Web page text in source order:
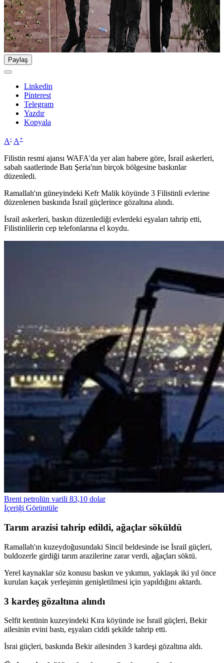
Paylaş
Linkedin
Pinterest
Telegram
Yazdır
Kopyala
A- A+
Filistin resmi ajansı WAFA'da yer alan habere göre, İsrail askerleri,
sabah saatlerinde Batı Şeria'nın birçok bölgesine baskınlar
düzenledi.
Ramallah'ın güneyindeki Kefr Malik köyünde 3 Filistinli evlerine
düzenlenen baskında İsrail güçlerince gözaltına alındı.
İsrail askerleri, baskın düzenlediği evlerdeki eşyaları tahrip etti,
Filistinlilerin cep telefonlarına el koydu.
Brent petrolün varili 83,10 dolar
İçeriği Görüntüle
Tarım arazisi tahrip edildi, ağaçlar söküldü
Ramallah'ın kuzeydoğusundaki Sincil beldesinde ise İsrail güçleri,
buldozerle girdiği tarım arazilerine zarar verdi, ağaçları söktü.
Yerel kaynaklar söz konusu baskın ve yıkımın, yaklaşık iki yıl önce
kurulan kaçak yerleşimin genişletilmesi için yapıldığını aktardı.
3 kardeş gözaltına alındı
Selfit kentinin kuzeyindeki Kıra köyünde ise İsrail güçleri, Bekir
ailesinin evini bastı, eşyaları ciddi şekilde tahrip etti.
İsrai güçleri, baskında Bekir ailesinden 3 kardeşi gözaltına aldı.